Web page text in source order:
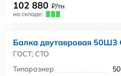
102 880 ₽/тн
на складе:
Балка двутавровая 50Ш3
ГОСТ; СТО
Типоразмер